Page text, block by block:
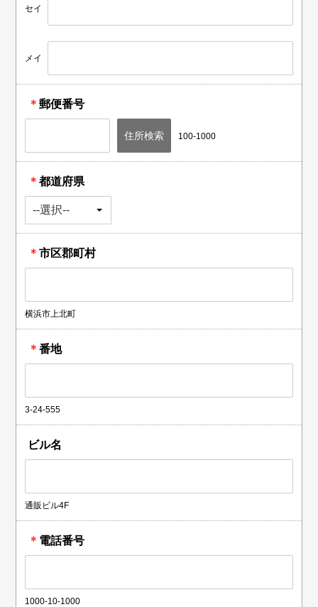
セイ
メイ
＊郵便番号
100-1000
＊都道府県
＊市区郡町村
横浜市上北町
＊番地
3-24-555
ビル名
通販ビル4F
＊ 電話番号
1000-10-1000